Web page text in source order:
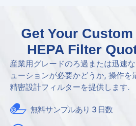
Get Your
HEPA Filter
産業用グレードのろ過または迅速
ューションが必要かどうか, 操作を
精密設計フィルターを提供します.
無料サンプルあり 3 日数